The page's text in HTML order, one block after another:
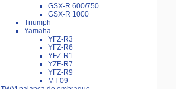
GSX-R 600/750
GSX-R 1000
Triumph
Yamaha
YFZ-R3
YFZ-R6
YFZ-R1
YZF-R7
YFZ-R9
MT-09